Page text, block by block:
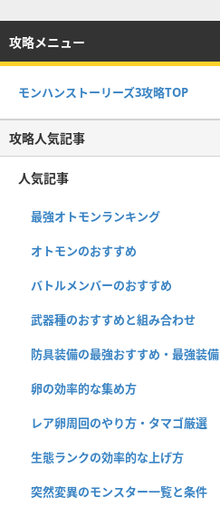
攻略メニュー
モンハンストーリーズ3攻略TOP
攻略人気記事
人気記事
最強オトモンランキング
オトモンのおすすめ
バトルメンバーのおすすめ
武器種のおすすめと組み合わせ
防具装備の最強おすすめ・最強装備
卵の効率的な集め方
レア卵周回のやり方・タマゴ厳選
生態ランクの効率的な上げ方
突然変異のモンスター一覧と条件